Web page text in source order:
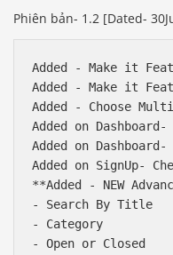
Phiên bản- 1.2 [Dated-
Added - Make it
Added - Make it
Added - Choose
Added on
Added on
Added on SignUp-
**Added - NEW
- Search By Title
- Category
- Open or Closed